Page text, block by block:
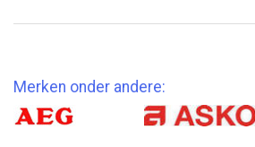
Merken onder andere: